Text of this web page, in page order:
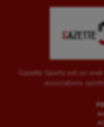
Gazette Sports est un
associations